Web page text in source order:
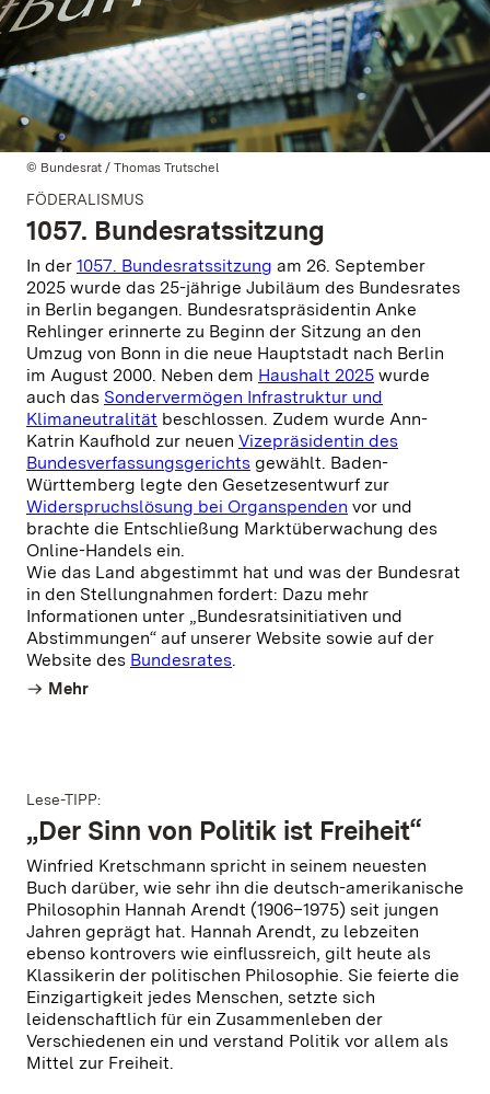
© Bundesrat / Thomas Trutschel
FÖDERALISMUS
1057. Bundesratssitzung
In der 1057. Bundesratssitzung am 26. September
2025 wurde das 25-jährige Jubiläum des Bundesrates
in Berlin begangen. Bundesratspräsidentin Anke
Rehlinger erinnerte zu Beginn der Sitzung an den
Umzug von Bonn in die neue Hauptstadt nach Berlin
im August 2000. Neben dem Haushalt 2025 wurde
auch das Sondervermögen Infrastruktur und
Klimaneutralität beschlossen. Zudem wurde Ann-
Katrin Kaufhold zur neuen Vizepräsidentin des
Bundesverfassungsgerichts gewählt. Baden-
Württemberg legte den Gesetzesentwurf zur
Widerspruchslösung bei Organspenden vor und
brachte die Entschließung Marktüberwachung des
Online-Handels ein.
Wie das Land abgestimmt hat und was der Bundesrat
in den Stellungnahmen fordert: Dazu mehr
Informationen unter „Bundesratsinitiativen und
Abstimmungen“ auf unserer Website sowie auf der
Website des Bundesrates.
Mehr
Lese-TIPP:
„Der Sinn von Politik ist Freiheit“
Winfried Kretschmann spricht in seinem neuesten
Buch darüber, wie sehr ihn die deutsch-amerikanische
Philosophin Hannah Arendt (1906–1975) seit jungen
Jahren geprägt hat. Hannah Arendt, zu lebzeiten
ebenso kontrovers wie einflussreich, gilt heute als
Klassikerin der politischen Philosophie. Sie feierte die
Einzigartigkeit jedes Menschen, setzte sich
leidenschaftlich für ein Zusammenleben der
Verschiedenen ein und verstand Politik vor allem als
Mittel zur Freiheit.